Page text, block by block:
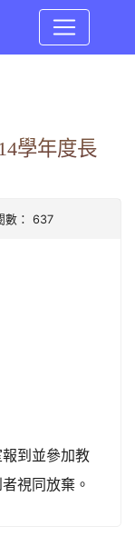
學年度長
數： 637
到並參加教
視同放棄。